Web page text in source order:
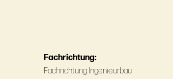
Fachrichtung:
Fachrichtung Ingenieurbau